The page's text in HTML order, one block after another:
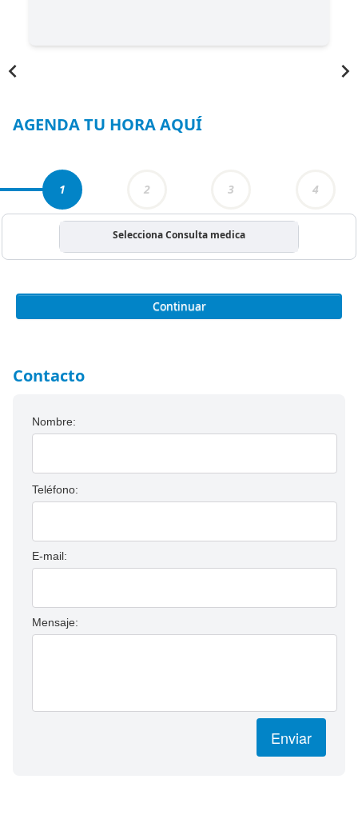
AGENDA TU HORA AQUÍ
1 2 3 4
Selecciona Consulta medica
Continuar
Contacto
Nombre:
Teléfono:
E-mail:
Mensaje:
Enviar